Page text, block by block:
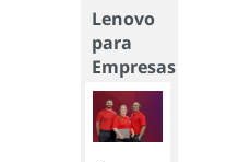
Lenovo
para
Empresas